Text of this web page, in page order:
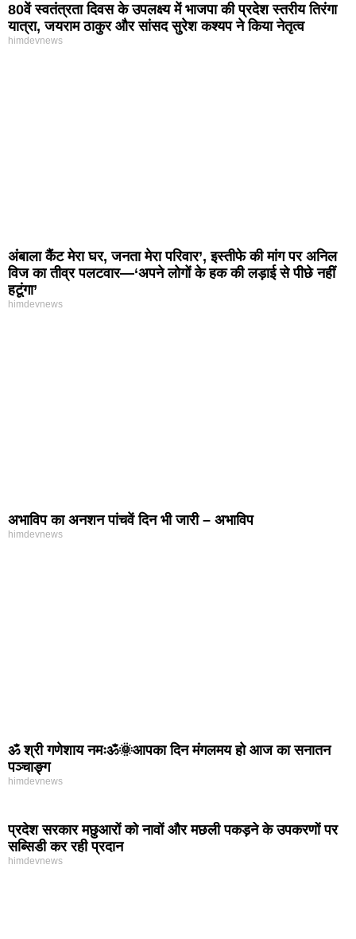
80वें स्वतंत्रता दिवस के उपलक्ष्य में भाजपा की प्रदेश स्तरीय तिरंगा
यात्रा, जयराम ठाकुर और सांसद सुरेश कश्यप ने किया नेतृत्व
himdevnews
अंबाला कैंट मेरा घर, जनता मेरा परिवार’, इस्तीफे की मांग पर अनिल
विज का तीव्र पलटवार—‘अपने लोगों के हक की लड़ाई से पीछे नहीं
हटूंगा’
himdevnews
अभाविप का अनशन पांचवें दिन भी जारी – अभाविप
himdevnews
ॐ श्री गणेशाय नमःॐ🌞आपका दिन मंगलमय हो आज का सनातन
पञ्चाङ्ग
himdevnews
प्रदेश सरकार मछुआरों को नावों और मछली पकड़ने के उपकरणों पर
सब्सिडी कर रही प्रदान
himdevnews